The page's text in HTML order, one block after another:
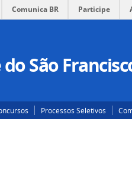
Comunica BR Participe
São
Processos Seletivos